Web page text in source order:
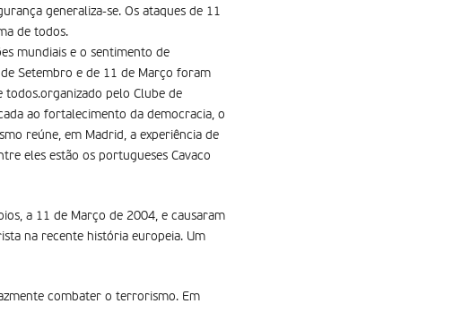
generaliza-se. Os ataques de 11
de todos.
mundiais e o sentimento de
Setembro e de 11 de Março foram
todos.organizado pelo Clube de
ao fortalecimento da democracia, o
reúne, em Madrid, a experiência de
eles estão os portugueses Cavaco
a 11 de Março de 2004, e causaram
na recente história europeia. Um
combater o terrorismo. Em